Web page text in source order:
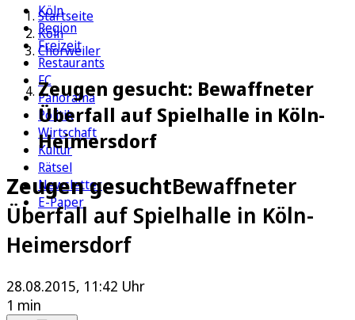
Köln
Region
Freizeit
Restaurants
FC
Panorama
Politik
Wirtschaft
Kultur
Rätsel
Newsletter
E-Paper
Startseite
Köln
Chorweiler
Zeugen gesucht: Bewaffneter
Überfall auf Spielhalle in Köln-
Heimersdorf
Zeugen gesuchtBewaffneter
Überfall auf Spielhalle in Köln-
Heimersdorf
28.08.2015, 11:42 Uhr
1 min